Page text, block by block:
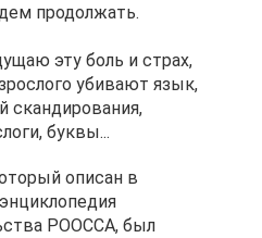
продолжать.
эту боль и страх,
убивают язык,
скандирования,
буквы...
описан в
РООССА, был